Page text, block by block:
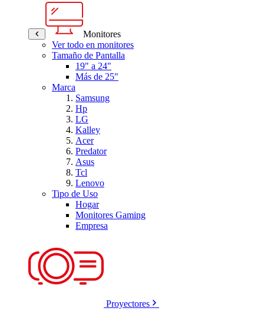
Monitores
Ver todo en monitores
Tamaño de Pantalla
19" a 24"
Más de 25"
Marca
Samsung
Hp
LG
Kalley
Acer
Predator
Asus
Tcl
Lenovo
Tipo de Uso
Hogar
Monitores Gaming
Empresa
Proyectores